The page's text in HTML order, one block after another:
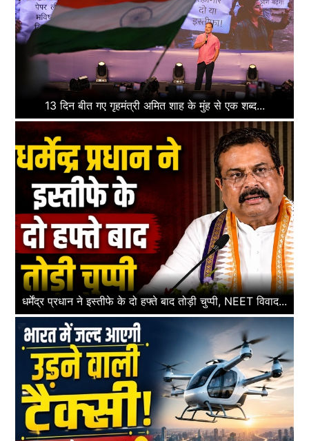
13 दिन बीत गए गृहमंत्री अमित शाह के मुंह से एक शब्द...
धर्मेंद्र प्रधान ने इस्तीफे के दो हफ्ते बाद तोड़ी चुप्पी, NEET विवाद...